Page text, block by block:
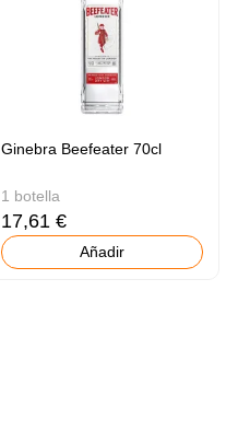
Ginebra Beefeater 70cl
1 botella
17,61 €
Añadir